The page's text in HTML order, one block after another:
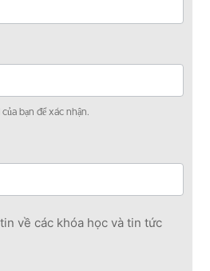
bạn để xác nhận.
về các khóa học và tin tức